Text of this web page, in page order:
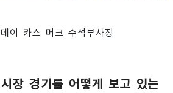
이 카스 머크 수석부사장
장 경기를 어떻게 보고 있는